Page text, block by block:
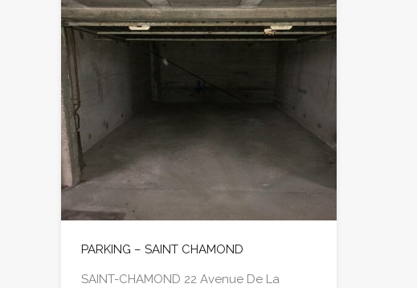
PARKING – SAINT CHAMOND
SAINT-CHAMOND 22 Avenue De La